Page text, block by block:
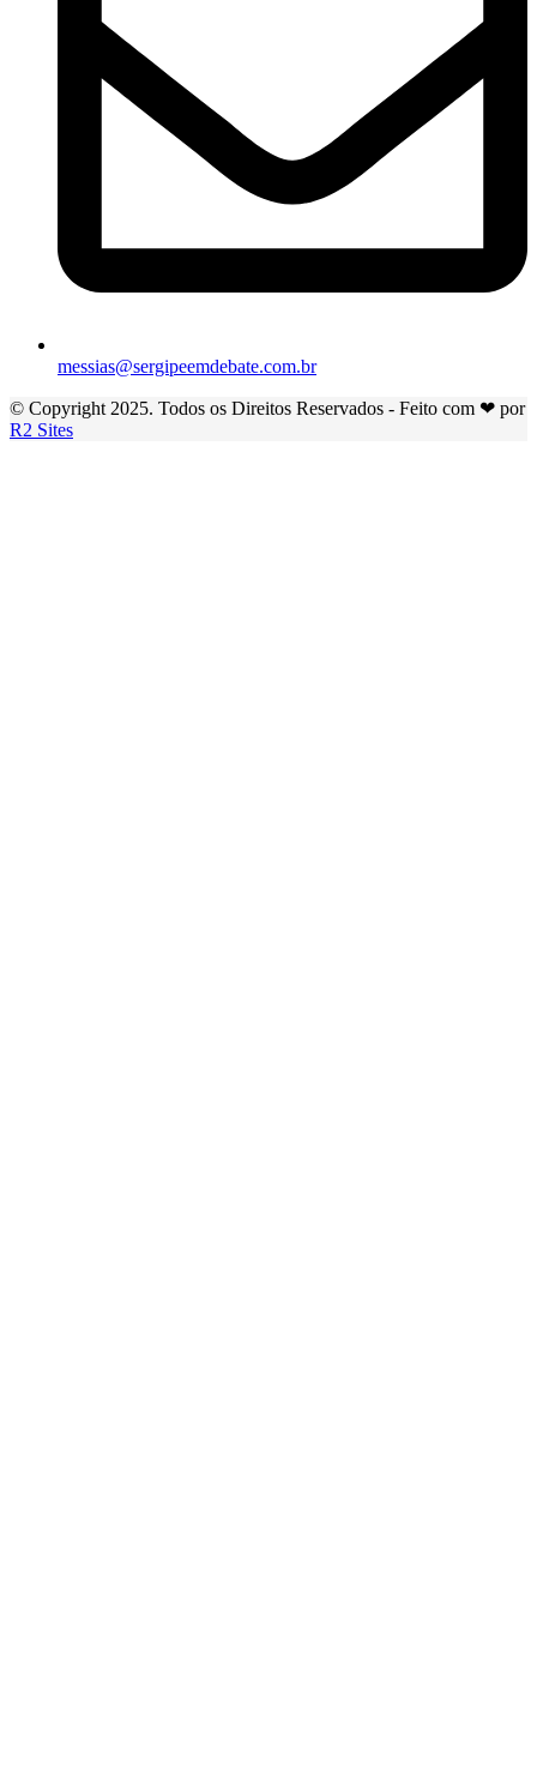
messias@sergipeemdebate.com.br
© Copyright 2025. Todos os Direitos Reservados - Feito com ❤ por
R2 Sites